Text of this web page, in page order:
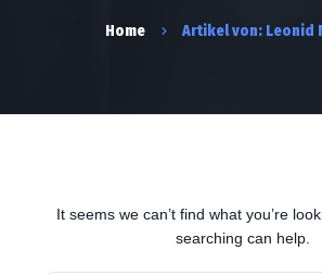
Home Artikel von: Leonid
It seems we can’t find what you’re
searching can help.